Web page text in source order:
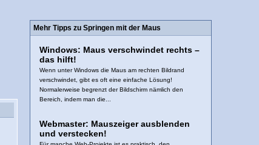
Mehr Tipps zu Springen mit der Maus
Windows: Maus verschwindet rechts –
das hilft!
Wenn unter Windows die Maus am rechten Bildrand
verschwindet, gibt es oft eine einfache Lösung!
Normalerweise begrenzt der Bildschirm nämlich den
Bereich, indem man die...
Webmaster: Mauszeiger ausblenden
und verstecken!